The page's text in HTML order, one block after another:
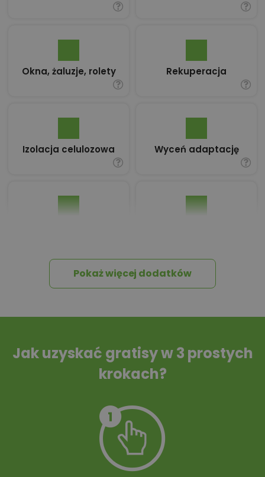
Okna, żaluzje, rolety Rekuperacja
Izolacja celulozowa Wyceń adaptację
Tablica informacyjna
Przydomowa
10 projektów małej
Pokaż więcej dodatków
Jak uzyskać gratisy w 3 prostych
krokach?